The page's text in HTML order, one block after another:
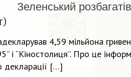
Зеленський
4,59 мільйона
і “Кіностолиця”. Про це
декларації […]